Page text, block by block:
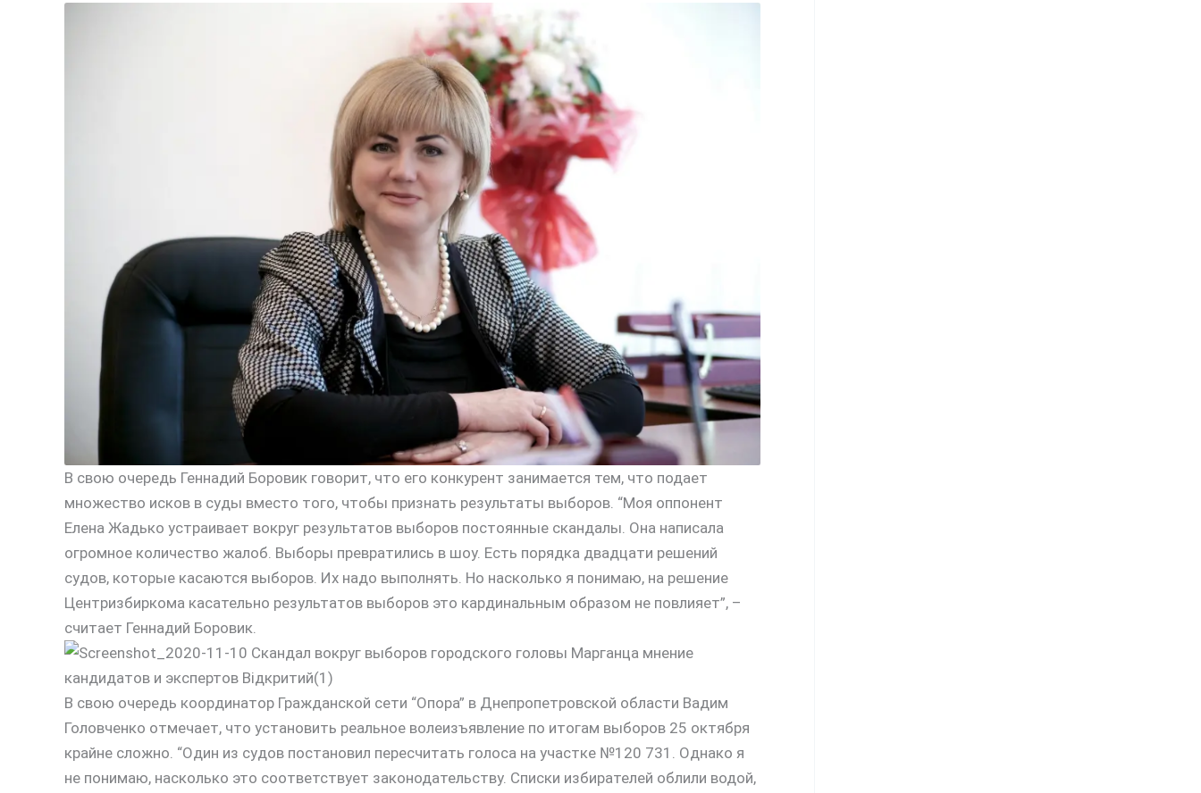
В свою очередь Геннадий Боровик говорит, что его конкурент занимается тем, что подает
множество исков в суды вместо того, чтобы признать результаты выборов. “Моя оппонент
Елена Жадько устраивает вокруг результатов выборов постоянные скандалы. Она написала
огромное количество жалоб. Выборы превратились в шоу. Есть порядка двадцати решений
судов, которые касаются выборов. Их надо выполнять. Но насколько я понимаю, на решение
Центризбиркома касательно результатов выборов это кардинальным образом не повлияет”, –
считает Геннадий Боровик.
В свою очередь координатор Гражданской сети “Опора” в Днепропетровской области Вадим
Головченко отмечает, что установить реальное волеизъявление по итогам выборов 25 октября
крайне сложно. “Один из судов постановил пересчитать голоса на участке №120 731. Однако я
не понимаю, насколько это соответствует законодательству. Списки избирателей облили водой,